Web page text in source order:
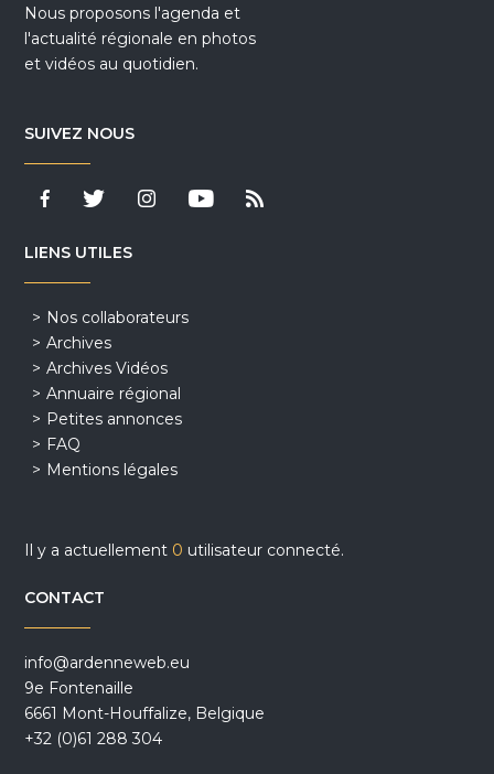
Nous proposons l'agenda et
l'actualité régionale en photos
et vidéos au quotidien.
SUIVEZ NOUS
LIENS UTILES
Nos collaborateurs
Archives
Archives Vidéos
Annuaire régional
Petites annonces
FAQ
Mentions légales
Il y a actuellement 0 utilisateur connecté.
CONTACT
info@ardenneweb.eu
9e Fontenaille
6661 Mont-Houffalize, Belgique
+32 (0)61 288 304